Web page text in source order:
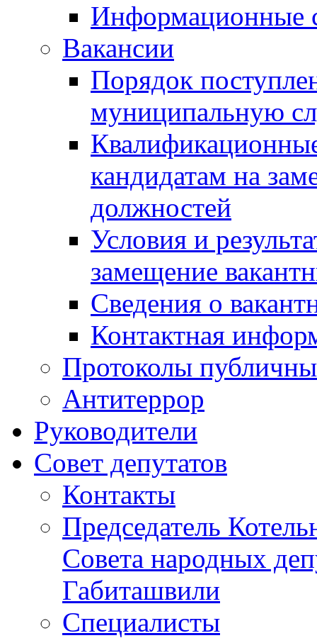
Информационные
Вакансии
Порядок
муниципальную
кандидатам на
должностей
Условия и
замещение
Сведения о
Контактная
Протоколы
Антитеррор
Руководители
Совет депутатов
Контакты
Председатель
Совета народных
Габиташвили
Специалисты